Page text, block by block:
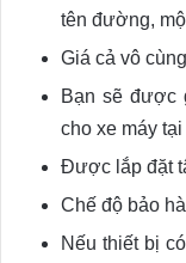
tên đường,
Giá cả vô
Bạn sẽ được
cho xe máy
Được lắp đặt
Chế độ bảo
Nếu thiết bị